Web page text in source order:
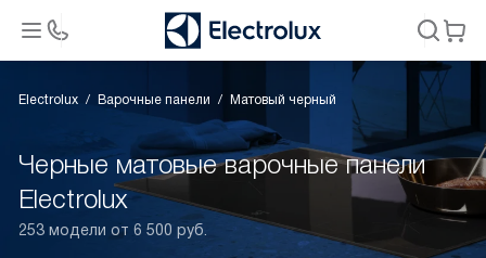
Electrolux Варочные панели Матовый черный
Черные матовые варочные панели
Electrolux
253 модели от 6 500 руб.